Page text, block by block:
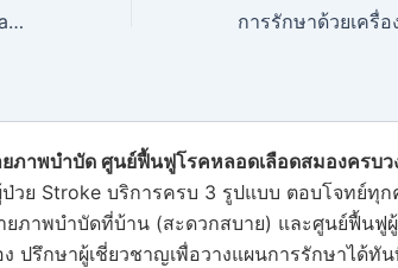
ลด บวม ด้วย วิธี Lymphatic Drainage
ภาพบําบัดศูนย์ฟื้นฟูโรคหลอดเลือดสมองครบว
ป่วย Strokeบริการครบ 3 รูปแบบ ตอบโจทย์ทุก
ภาพบำบัดที่บ้าน (สะดวกสบาย) และศูนย์ฟื้นฟู
ปรึกษาผู้เชี่ยวชาญเพื่อวางแผนการรักษาได้ทัน